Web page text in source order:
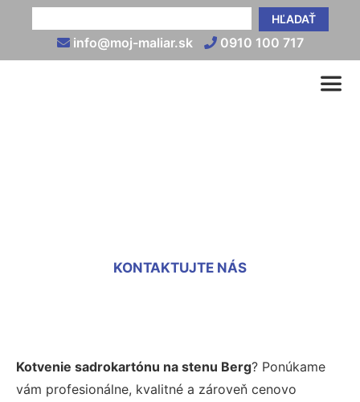
HĽADAŤ
info@moj-maliar.sk 0910 100 717
KONTAKTUJTE NÁS
Kotvenie sadrokartónu na stenu Berg? Ponúkame
vám profesionálne, kvalitné a zároveň cenovo